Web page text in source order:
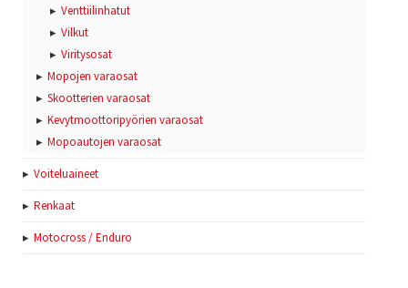
Venttiilinhatut
Vilkut
Viritysosat
Mopojen varaosat
Skootterien varaosat
Kevytmoottoripyörien varaosat
Mopoautojen varaosat
Voiteluaineet
Renkaat
Motocross / Enduro